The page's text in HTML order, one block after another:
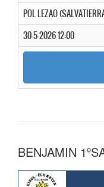
POL LEZAO
30-5-2026 12:00
BENJAMIN